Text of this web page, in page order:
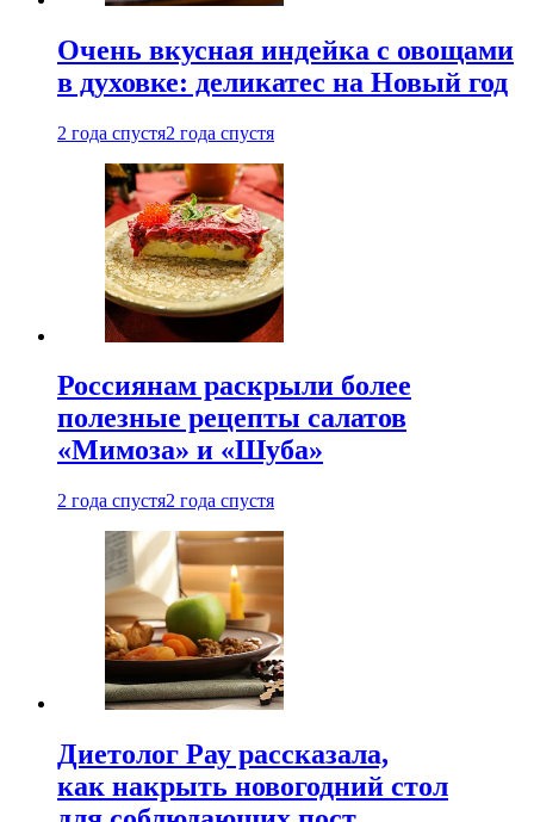
Очень вкусная индейка с овощами
в духовке: деликатес на Новый год
2 года спустя2 года спустя
Россиянам раскрыли более
полезные рецепты салатов
«Мимоза» и «Шуба»
2 года спустя2 года спустя
Диетолог Рау рассказала,
как накрыть новогодний стол